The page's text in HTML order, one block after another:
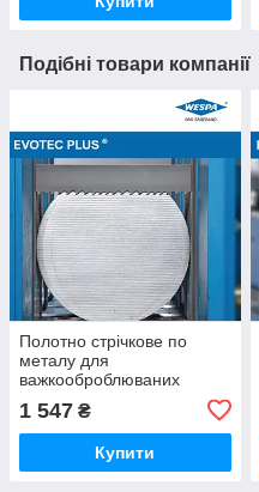
Подібні товари компанії
Полотно стрічкове по
металу для
важкооброблюваних
EVOTEC PLUS
1 547 ₴
Купити